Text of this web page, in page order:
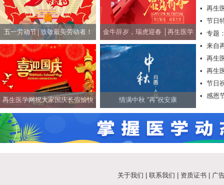
五一劳动节│致敬最美劳动者！ 金牛辞岁，瑞虎迎春 │再生医学
网祝社会各界朋友新春快乐！
再生医学网祝大家国庆长假愉快 情满中秋 “再”祝安康
• 再生
• 节日
• 专题
• 来自
• 再生
• 再生
• 节日
快乐！
• 感恩
关于我们 联系我们 资质证书 广